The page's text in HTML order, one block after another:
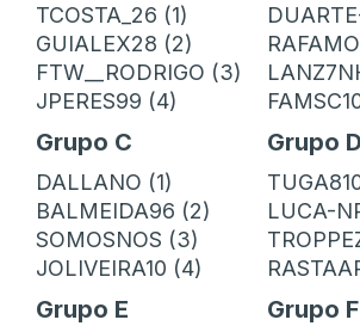
TCOSTA_26 (1)
GUIALEX28 (2)
FTW__RODRIGO (3)
JPERES99 (4)
Grupo C Grupo D
DALLANO (1)
BALMEIDA96 (2)
LUCA-
SOMOSNOS (3)
JOLIVEIRA10 (4)
Grupo E Grupo F